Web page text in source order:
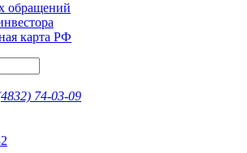
обращений
карта РФ
74-03-09